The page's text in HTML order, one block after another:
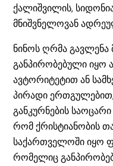
ქალიშვილის,
მნიშვნელოვან
ნინოს ღრმა გავლენა
განპირობებული იყო
ავტორიტეტით ან
პირადი
განკურნების
რომ ქრისტიანობის
საქართველოში იყო
რომელიც